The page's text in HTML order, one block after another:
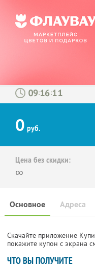
: :
0 руб.
Цена без скидки:
∞
Основное Адреса
Скачайте приложение
покажите купон с экрана
ЧТО ВЫ ПОЛУЧИТЕ